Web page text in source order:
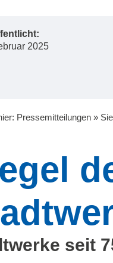
2025
Pressemitteilungen »
seit